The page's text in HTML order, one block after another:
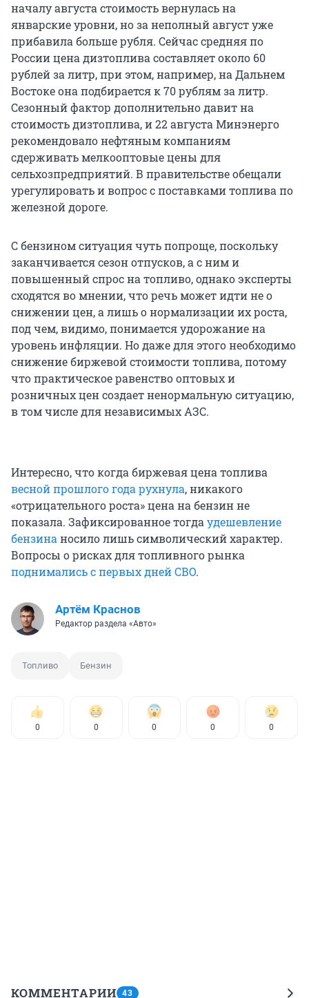
началу августа стоимость вернулась на
январские уровни, но за неполный август уже
прибавила больше рубля. Сейчас средняя по
России цена дизтоплива составляет около 60
рублей за литр, при этом, например, на Дальнем
Востоке она подбирается к 70 рублям за литр.
Сезонный фактор дополнительно давит на
стоимость дизтоплива, и 22 августа Минэнерго
рекомендовало нефтяным компаниям
сдерживать мелкооптовые цены для
сельхозпредприятий. В правительстве обещали
урегулировать и вопрос с поставками топлива по
железной дороге.
С бензином ситуация чуть попроще, поскольку
заканчивается сезон отпусков, а с ним и
повышенный спрос на топливо, однако эксперты
сходятся во мнении, что речь может идти не о
снижении цен, а лишь о нормализации их роста,
под чем, видимо, понимается удорожание на
уровень инфляции. Но даже для этого необходимо
снижение биржевой стоимости топлива, потому
что практическое равенство оптовых и
розничных цен создает ненормальную ситуацию,
в том числе для независимых АЗС.
Интересно, что когда биржевая цена топлива
весной прошлого года рухнула, никакого
«отрицательного роста» цена на бензин не
показала. Зафиксированное тогдаудешевление
бензинаносило лишь символический характер.
Вопросы о рисках для топливного рынка
поднимались с первых дней СВО.
Артём Краснов
Редактор раздела «Авто»
Топливо Бензин
0 0 0 0 0
КОММЕНТАРИИ 43